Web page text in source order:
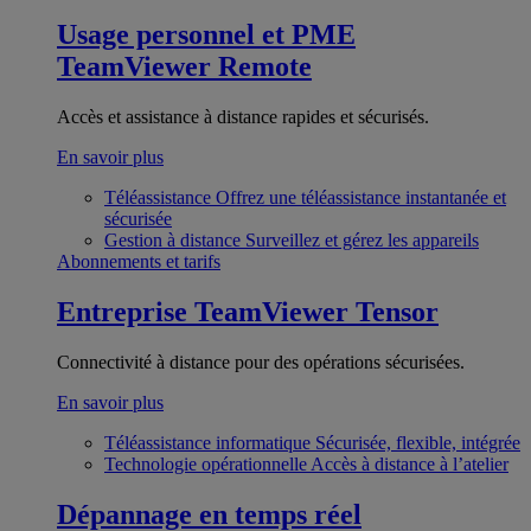
Usage personnel et PME
TeamViewer Remote
Accès et assistance à distance rapides et sécurisés.
En savoir plus
Téléassistance Offrez une téléassistance instantanée et
sécurisée
Gestion à distance Surveillez et gérez les appareils
Abonnements et tarifs
Entreprise TeamViewer Tensor
Connectivité à distance pour des opérations sécurisées.
En savoir plus
Téléassistance informatique Sécurisée, flexible, intégrée
Technologie opérationnelle Accès à distance à l’atelier
Dépannage en temps réel